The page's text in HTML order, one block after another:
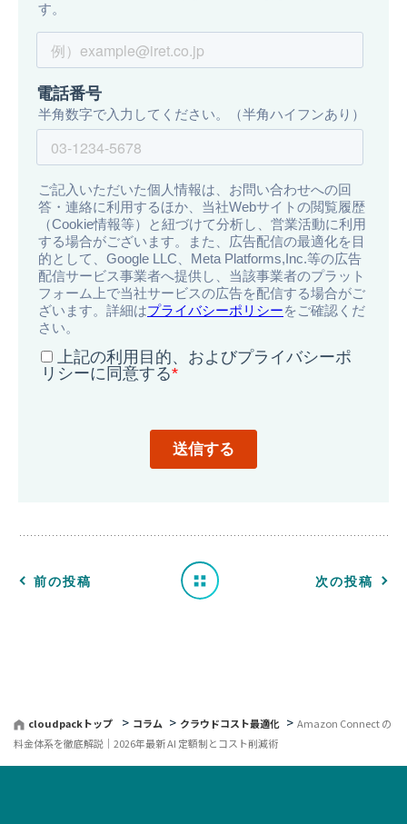
前の投稿
覧
へ 次の投稿
cloudpackトップ コラム クラウドコスト最適化
Amazon Connect の
料金体系を徹底解説｜2026年最新 AI 定額制とコスト削減術